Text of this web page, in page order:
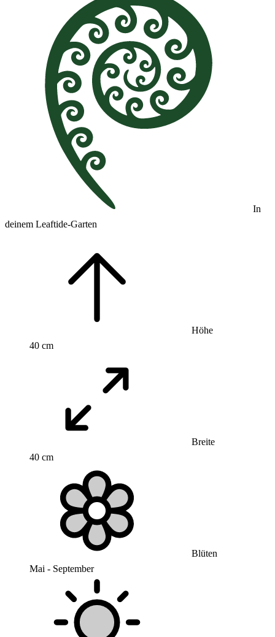
In
deinem Leaftide-Garten
Höhe
40 cm
Breite
40 cm
Blüten
Mai - September